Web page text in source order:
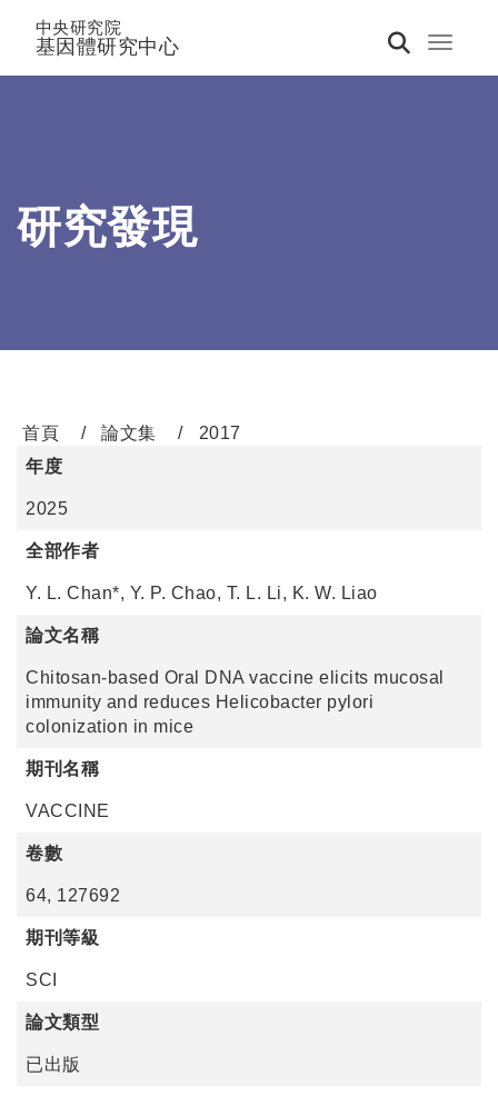
Toggle
中央研究院
基因體研究中心
研究發現
首頁 論文集
2017
年度
2025
全部作者
Y. L. Chan*, Y. P. Chao, T. L. Li, K. W. Liao
論文名稱
Chitosan-based Oral DNA vaccine elicits mucosal
immunity and reduces Helicobacter pylori
colonization in mice
期刊名稱
VACCINE
卷數
64, 127692
期刊等級
SCI
論文類型
已出版